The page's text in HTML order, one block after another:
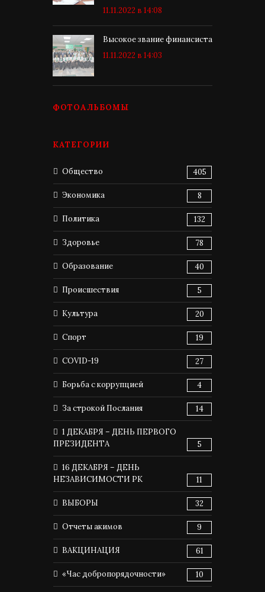
11.11.2022 в 14:08
Высокое звание финансиста
11.11.2022 в 14:03
ФОТОАЛЬБОМЫ
КАТЕГОРИИ
Общество 405
Экономика 8
Политика 132
Здоровье 78
Образование 40
Происшествия 5
Культура 20
Спорт 19
COVID-19 27
Борьба с коррупцией 4
За строкой Послания 14
1 ДЕКАБРЯ – ДЕНЬ ПЕРВОГО
ПРЕЗИДЕНТА
5
16 ДЕКАБРЯ – ДЕНЬ
НЕЗАВИСИМОСТИ РК
11
ВЫБОРЫ 32
Отчеты акимов 9
ВАКЦИНАЦИЯ 61
«Час добропорядочности» 10